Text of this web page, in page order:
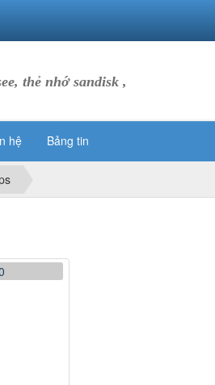
thẻ nhớ sandisk ,
hệ Bảng tin